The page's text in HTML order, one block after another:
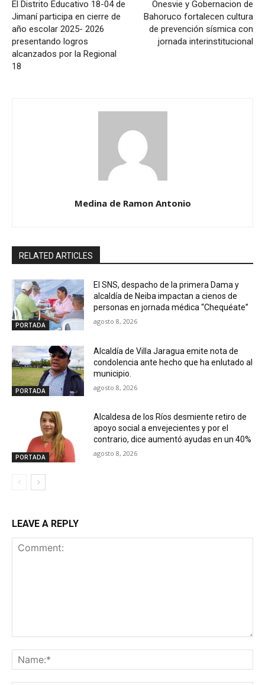
El Distrito Educativo 18-04 de
Jimaní participa en cierre de
año escolar 2025- 2026
presentando logros
alcanzados por la Regional
18
Onesvie y Gobernacion de
Bahoruco fortalecen cultura
de prevención sísmica con
jornada interinstitucional
Medina de Ramon Antonio
RELATED ARTICLES
PORTADA
El SNS, despacho de la primera Dama y
alcaldía de Neiba impactan a cienos de
personas en jornada médica “Chequéate”
agosto 8, 2026
PORTADA
Alcaldía de Villa Jaragua emite nota de
condolencia ante hecho que ha enlutado al
municipio.
agosto 8, 2026
PORTADA
Alcaldesa de los Ríos desmiente retiro de
apoyo social a envejecientes y por el
contrario, dice aumentó ayudas en un 40%
agosto 8, 2026
LEAVE A REPLY